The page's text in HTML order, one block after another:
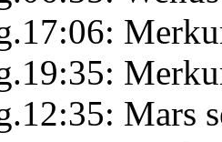
Mars